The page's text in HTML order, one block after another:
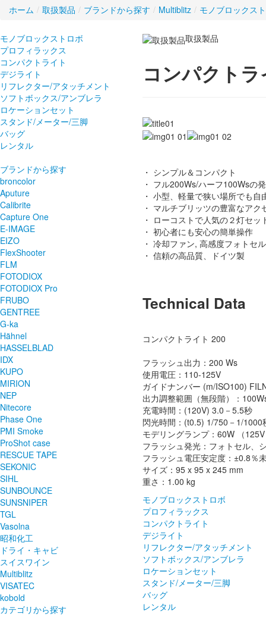
ホーム / 取扱製品 / ブランドから探す / Multiblitz / モノブロックス
モノブロックストロボ
プロフィラックス
コンパクトライト
デジライト
リフレクター/アタッチメント
ソフトボックス/アンブレラ
ロケーションセット
スタンド/メーター/三脚
バッグ
レンタル
ブランドから探す
broncolor
Aputure
Calibrite
Capture One
E-IMAGE
EIZO
FlexShooter
FLM
FOTODIOX
FOTODIOX Pro
FRUBO
GENTREE
G-ka
Hähnel
HASSELBLAD
IDX
KUPO
MIRION
NEP
Nitecore
Phase One
PMI Smoke
ProShot case
RESCUE TAPE
SEKONIC
SIHL
SUNBOUNCE
SUNSNIPER
TGL
Vasolna
昭和化工
ドライ・キャビ
スイスワイン
Multiblitz
VISATEC
kobold
カテゴリから探す
取扱製品
コンパクト
・ シンプル＆コンパクト
・ フル200Ws/ハーフ100Wsの
・ 小型、軽量で狭い場所でも
・ マルチブリッツの豊富なア
・ ローコストで人気の２灯セッ
・ 初心者にも安心の簡単操作
・ 冷却ファン, 高感度フォトセ
・ 信頼の高品質、ドイツ製
Technical Data
コンパクトライト 200
フラッシュ出力：200 Ws
使用電圧：110-125V
ガイドナンバー (m/ISO100)
出力調整範囲（無段階）：
充電時間：(120V) 3.0－5.5秒
閃光時間：(t0.5) 1/750－1/1000
モデリングランプ：60W （
フラッシュ発光：フォトセル、
フラッシュ電圧安定度：±0.8％
サイズ：95 x 95 x 245 mm
重さ：1.00 kg
モノブロックストロボ
プロフィラックス
コンパクトライト
デジライト
リフレクター/アタッチメント
ソフトボックス/アンブレラ
ロケーションセット
スタンド/メーター/三脚
バッグ
レンタル